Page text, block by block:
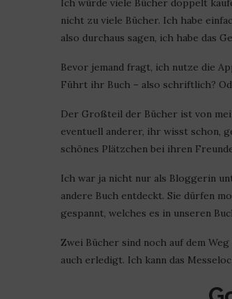
Ich würde viele Bücher doppelt
nicht zu viele Bücher. Ich habe
also durchaus sagen, ich habe das
Bevor jemand fragt, ich nutze die
Führt ihr Buch – also schriftlich?
Der Großteil der Bücher ist von
eventuell anderer, ihr wisst schon,
schönes Plätzchen bei ihren
Ich war ja nicht nur als Bloggerin
andere Buch entdeckt. Sie dürfen
gespannt, welches es in unseren
Zwei Bücher sind noch auf dem
auch erledigt. Ich kann das